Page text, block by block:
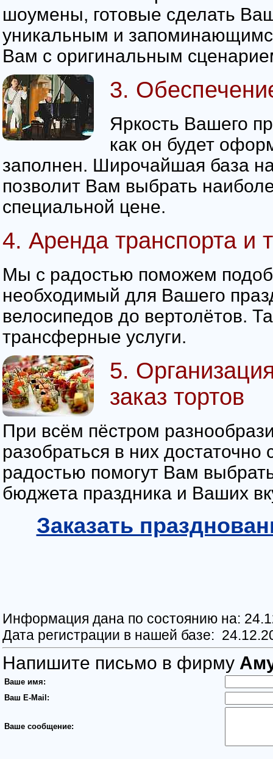
шоумены, готовые сделать
уникальным и
Вам с оригинальным
3.
Яркость Вашего
как он будет
заполнен. Широчайшая база
позволит Вам выбрать
специальной цене.
4. Аренда транспорта и
Мы с радостью поможем
необходимый для Вашего
велосипедов до вертолётов.
трансферные услуги.
5.
заказ тортов
При всём пёстром
разобраться в них
радостью помогут Вам
бюджета праздника и Ваших
Заказать
Информация дана по состоянию на:
Дата регистрации в нашей базе:
Напишите письмо в фирму
Ваше имя:
Ваш E-Mail:
Ваше сообщение: